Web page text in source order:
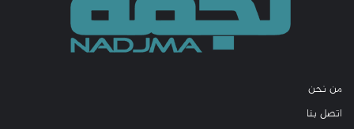
من نحن
اتصل بنا